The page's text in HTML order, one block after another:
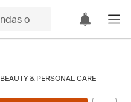
BEAUTY & PERSONAL CARE